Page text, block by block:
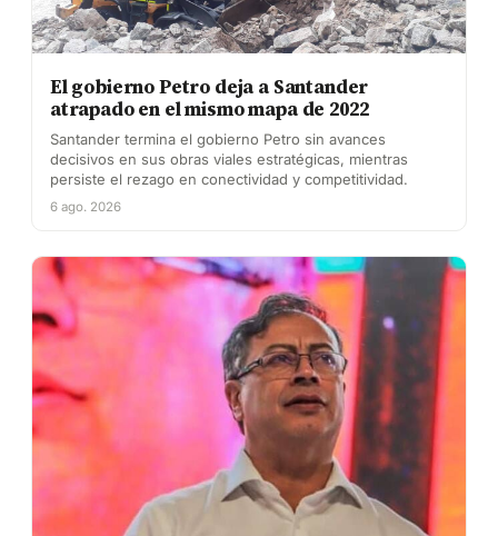
El gobierno Petro deja a Santander
atrapado en el mismo mapa de 2022
Santander termina el gobierno Petro sin avances
decisivos en sus obras viales estratégicas, mientras
persiste el rezago en conectividad y competitividad.
6 ago. 2026